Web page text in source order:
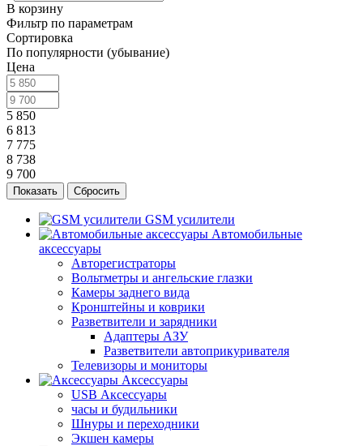
В корзину
Фильтр по параметрам
Сортировка
По популярности (убывание)
Цена
5 850
6 813
7 775
8 738
9 700
Сбросить
GSM усилители
Автомобильные
аксессуары
Авторегистраторы
Вольтметры и ангельские глазки
Камеры заднего вида
Кронштейны и коврики
Разветвители и зарядники
Адаптеры АЗУ
Разветвители автоприкуривателя
Телевизоры и мониторы
Аксессуары
USB Аксессуары
часы и будильники
Шнуры и переходники
Экшен камеры